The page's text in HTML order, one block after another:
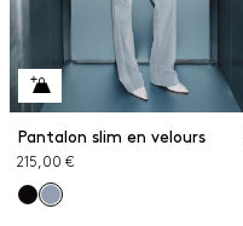
Pantalon slim en velours
215,00 €